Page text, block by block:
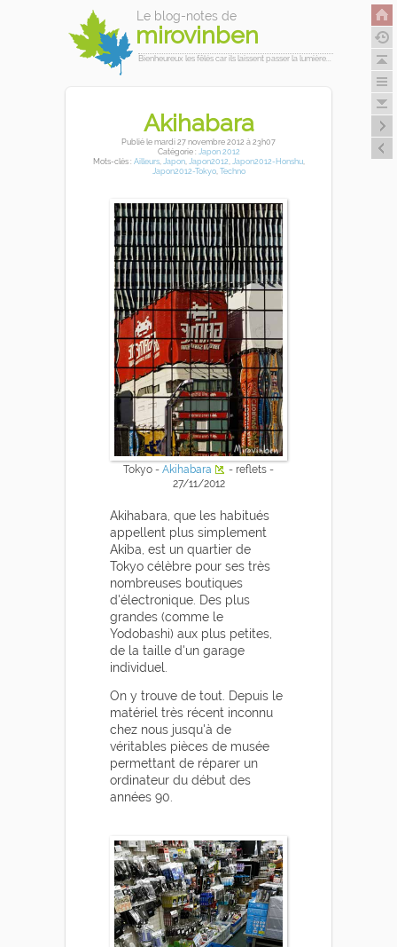
Le blog-notes de
mirovinben
Bienheureux les fêlés car ils laissent passer la lumière...
Akihabara
Publiéle mardi 27 novembre 2012 à 23h07
Catégorie : Japon 2012
Mots-clés : Ailleurs, Japon, Japon2012 Japon2012-Honshu,
Japon2012-Tokyo, Techno
Tokyo -Akihabara
- reflets -
27/11/2012
Akihabara, que les habitués
appellent plus simplement
Akiba, est un quartier de
Tokyo célèbre pour ses très
nombreuses boutiques
d'électronique. Des plus
grandes (comme le
Yodobashi) aux plus petites,
de la taille d'un garage
individuel.
On y trouve de tout. Depuis le
matériel très récent inconnu
chez nous jusqu'à de
véritables pièces de musée
permettant de réparer un
ordinateur du début des
années 90.